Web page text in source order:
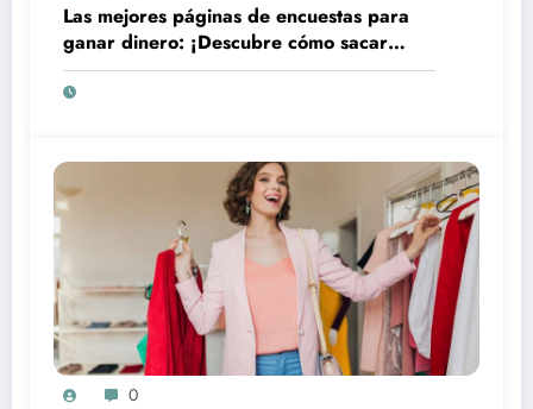
Las mejores páginas de encuestas para
ganar dinero: ¡Descubre cómo sacar
provecho de tu tiempo en línea!
0